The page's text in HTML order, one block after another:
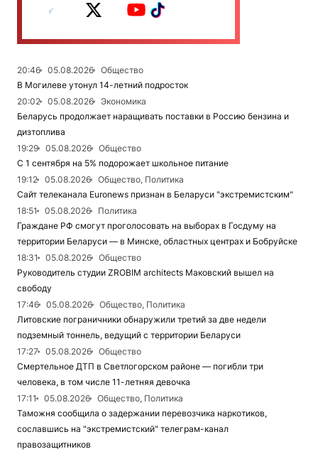
20:46 05.08.2026
Общество
В Могилеве утонул 14-летний подросток
20:02
05.08.2026
Экономика
Беларусь продолжает наращивать поставки в Россию бензина и
дизтоплива
19:29
05.08.2026
Общество
С 1 сентября на 5% подорожает школьное питание
19:12
05.08.2026
Общество, Политика
Сайт телеканала Euronews признан в Беларуси "экстремистским"
18:51
05.08.2026
Политика
Граждане РФ смогут проголосовать на выборах в Госдуму на
территории Беларуси — в Минске, областных центрах и Бобруйске
18:31
05.08.2026
Общество
Руководитель студии ZROBIM architects Маковский вышел на
свободу
17:46
05.08.2026
Общество, Политика
Литовские пограничники обнаружили третий за две недели
подземный тоннель, ведущий с территории Беларуси
17:27
05.08.2026
Общество
Смертельное ДТП в Светлогорском районе — погибли три
человека, в том числе 11-летняя девочка
17:11
05.08.2026
Общество, Политика
Таможня сообщила о задержании перевозчика наркотиков,
сославшись на "экстремистский" телеграм-канал
правозащитников